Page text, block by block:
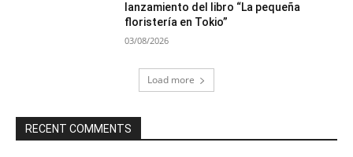
lanzamiento del libro “La pequeña
floristería en Tokio”
03/08/2026
Load more
RECENT COMMENTS